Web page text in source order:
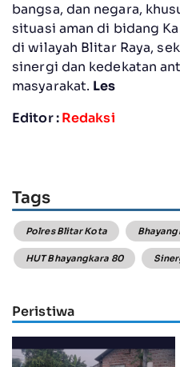
bangsa, dan negara,
situasi aman di bidang
di wilayah Blitar Raya,
sinergi dan kedekatan
masyarakat. Les
Editor :Redaksi
Tags
Polres Blitar Kota
HUT Bhayangkara 80
Peristiwa